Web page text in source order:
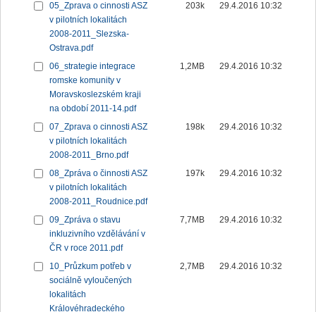
05_Zprava o cinnosti ASZ
v pilotních lokalitách
2008-2011_Slezska-
Ostrava.pdf
203k 29.4.2016 10:32
06_strategie integrace
romske komunity v
Moravskoslezském kraji
na období 2011-14.pdf
1,2MB 29.4.2016 10:32
07_Zprava o cinnosti ASZ
v pilotních lokalitách
2008-2011_Brno.pdf
198k 29.4.2016 10:32
08_Zpráva o činnosti ASZ
v pilotních lokalitách
2008-2011_Roudnice.pdf
197k 29.4.2016 10:32
09_Zpráva o stavu
inkluzivního vzdělávání v
ČR v roce 2011.pdf
7,7MB 29.4.2016 10:32
10_Průzkum potřeb v
sociálně vyloučených
lokalitách
Královéhradeckého
2,7MB 29.4.2016 10:32